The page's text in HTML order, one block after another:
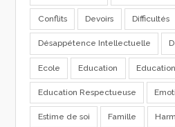
Conflits Devoirs Difficultés
Désappétence Intellectuelle
Ecole Education
Education Respectueuse
Estime de soi Famille